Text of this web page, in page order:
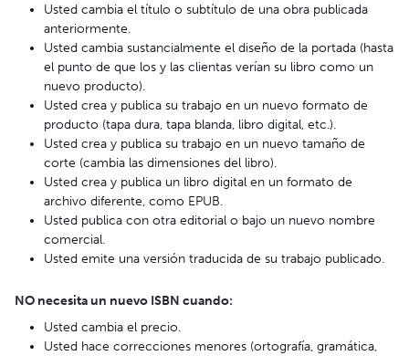
Usted cambia el título o subtítulo de una obra publicada
anteriormente.
Usted cambia sustancialmente el diseño de la portada (hasta
el punto de que los y las clientas verían su libro como un
nuevo producto).
Usted crea y publica su trabajo en un nuevo formato de
producto (tapa dura, tapa blanda, libro digital, etc.).
Usted crea y publica su trabajo en un nuevo tamaño de
corte (cambia las dimensiones del libro).
Usted crea y publica un libro digital en un formato de
archivo diferente, como EPUB.
Usted publica con otra editorial o bajo un nuevo nombre
comercial.
Usted emite una versión traducida de su trabajo publicado.
NO necesita un nuevo ISBN cuando:
Usted cambia el precio.
Usted hace correcciones menores (ortografía, gramática,